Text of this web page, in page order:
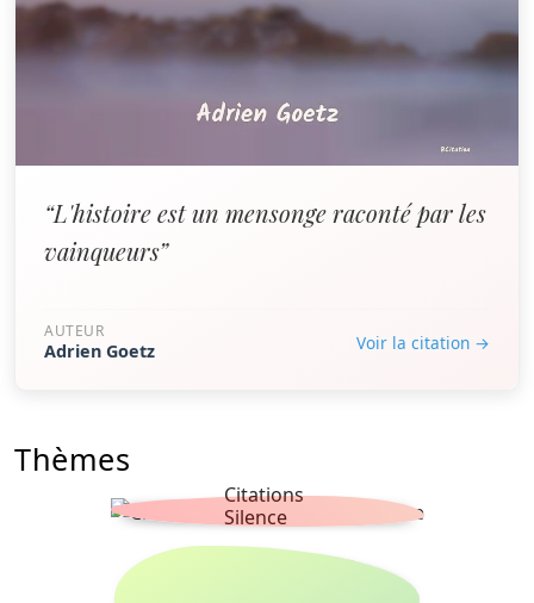
“L'histoire est un mensonge raconté par les
vainqueurs”
AUTEUR
Adrien Goetz Voir la citation →
Thèmes
Citations
Silence